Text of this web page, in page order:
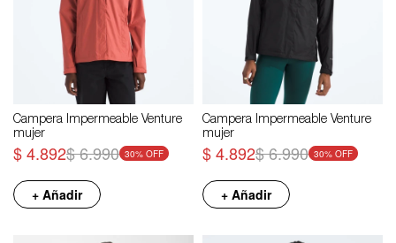
Campera Impermeable Venture
mujer
$4.892$6.990 30
+ Añadir
Campera Impermeable Venture
mujer
$4.892$6.990 30
+ Añadir